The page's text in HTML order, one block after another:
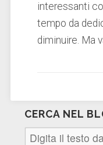
interessanti
tempo da
diminuire. Ma
CERCA NEL